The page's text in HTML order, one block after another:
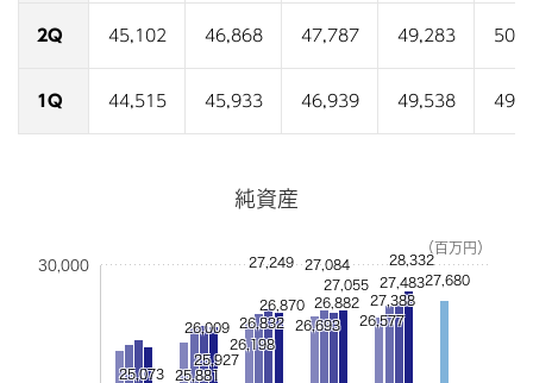
2Q 45,102 46,868 47,787 49,283
1Q 44,515 45,933 46,939 49,538
純資産
30,000
（百万円）
26,198
26,693 26,577
27,680
25,881
26,832
27,084
27,388
25,073
26,009
27,249
26,882
27,483
25,927
26,870
27,055
28,332